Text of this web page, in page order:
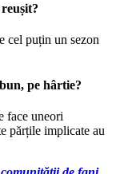
cel puțin un sezon
pe hârtie?
face uneori
părțile implicate au